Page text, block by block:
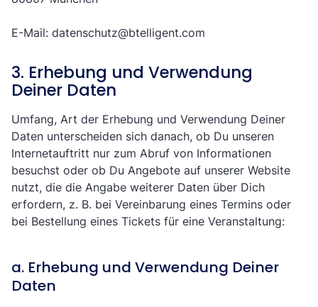
E-Mail: datenschutz@btelligent.com
3. Erhebung und Verwendung
Deiner Daten
Umfang, Art der Erhebung und Verwendung Deiner
Daten unterscheiden sich danach, ob Du unseren
Internetauftritt nur zum Abruf von Informationen
besuchst oder ob Du Angebote auf unserer Website
nutzt, die die Angabe weiterer Daten über Dich
erfordern, z. B. bei Vereinbarung eines Termins oder
bei Bestellung eines Tickets für eine Veranstaltung:
a. Erhebung und Verwendung Deiner
Daten